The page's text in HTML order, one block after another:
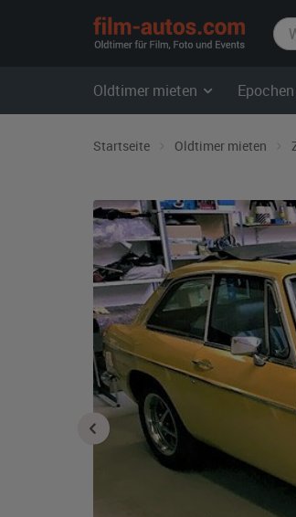
film-
Oldtimer mieten Epochen
Startseite Oldtimer mieten